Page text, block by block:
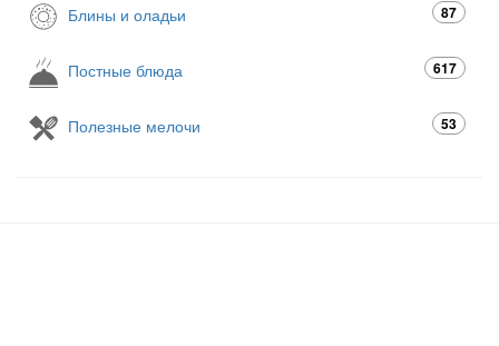
Блины и оладьи 87
Постные блюда 617
Полезные мелочи 53